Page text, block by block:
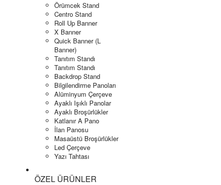
Örümcek Stand
Centro Stand
Roll Up Banner
X Banner
Quick Banner (L
Banner)
Tanıtım Standı
Tanıtım Standı
Backdrop Stand
Bilgilendirme Panoları
Alüminyum Çerçeve
Ayaklı Işıklı Panolar
Ayaklı Broşürlükler
Katlanır A Pano
İlan Panosu
Masaüstü Broşürlükler
Led Çerçeve
Yazı Tahtası
ÖZEL ÜRÜNLER